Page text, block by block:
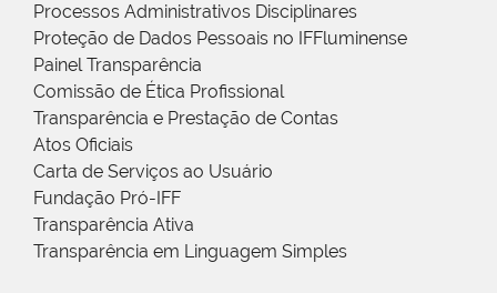
Processos Administrativos Disciplinares
Proteção de Dados Pessoais no IFFluminense
Painel Transparência
Comissão de Ética Profissional
Transparência e Prestação de Contas
Atos Oficiais
Carta de Serviços ao Usuário
Fundação Pró-IFF
Transparência Ativa
Transparência em Linguagem Simples